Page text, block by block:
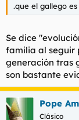
.que el gallego
Se dice
familia al seguir
generación tras
son bastante
Pope
Clásico